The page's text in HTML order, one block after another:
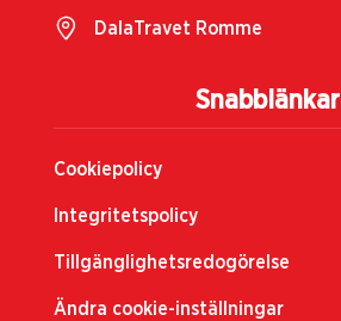
Snabblänkar
Cookiepolicy
Integritetspolicy
Tillgänglighetsredogörelse
Ändra cookie-inställningar
DalaTravet Romme